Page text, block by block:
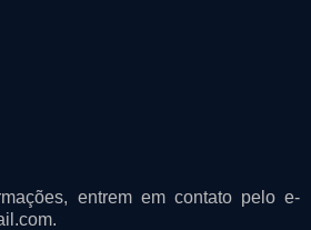
entrem em contato pelo e-